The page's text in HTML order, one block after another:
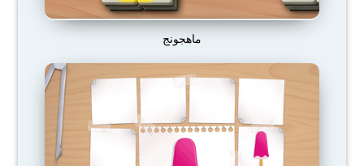
ماهجونج